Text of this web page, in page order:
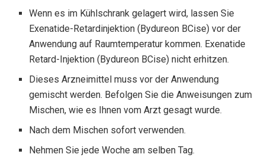
Wenn es im Kühlschrank gelagert wird, lassen Sie
Exenatide-Retardinjektion (Bydureon BCise) vor der
Anwendung auf Raumtemperatur kommen. Exenatide
Retard-Injektion (Bydureon BCise) nicht erhitzen.
Dieses Arzneimittel muss vor der Anwendung
gemischt werden. Befolgen Sie die Anweisungen zum
Mischen, wie es Ihnen vom Arzt gesagt wurde.
Nach dem Mischen sofort verwenden.
Nehmen Sie jede Woche am selben Tag.